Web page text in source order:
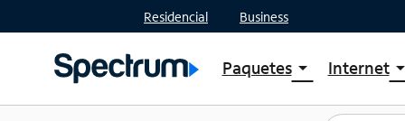
Residencial Business
Paquetesarrow_drop_down
Ver paquetes
Internetarrow_drop_down